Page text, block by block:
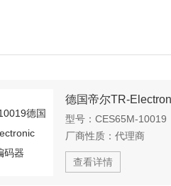
型号： CES65M-10019
厂商性质： 代理商
查看详情